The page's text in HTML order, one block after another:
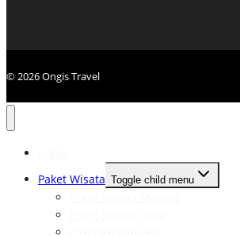
© 2026 Ongis Travel
Paket Wisata Toggle child menu